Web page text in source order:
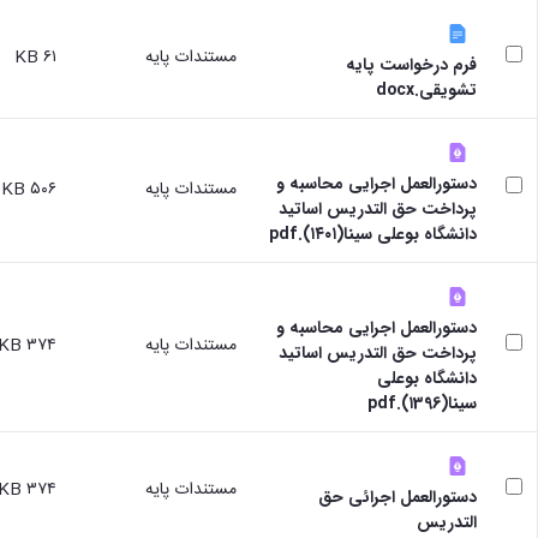
آموزشی
مدیر
تحصیلات
تکمیلی
خدمات
آموزشی
مدیر
مرکز
آموزش‌های
آزاد،
کاربردی
و
الکترونیکی
مدیر
دفتر
هدایت
استعدادهای
درخشان
کارکنان
حمایت
های
تحصیلی
تحصیل
D8
مقاطع
تحصیلی
کارشناسی
تحصیلات
تکمیلی
دانشکده
ها
دانشکده
فنی
و
مهندسی
دانشکده
کشاورزی
دانشکده
شیمی
آموزشی
مرکز
آموزش
های
آزاد
و
الکترونیکی
گروه
هدایت
استعدادهای
درخشان
کارگروه
کمیته
ترفیع
مراکز
آموزش
زبان
فارسی
فرم درخواست پایه
تشویقی.docx
مستندات پایه ۶۱ KB
دستورالعمل اجرایی محاسبه و
پرداخت حق التدریس اساتید
دانشگاه بوعلی سینا(۱۴۰۱).pdf
مستندات پایه ۵۰۶ KB
دستورالعمل اجرایی محاسبه و
پرداخت حق التدریس اساتید
دانشگاه بوعلی
سینا(۱396).pdf
مستندات پایه ۳۷۴ KB
دستورالعمل اجرائی حق
التدریس
مستندات پایه ۳۷۴ KB